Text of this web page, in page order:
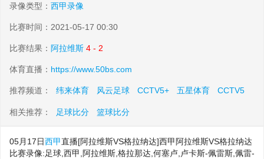
录像类型： 西甲录像
比赛时间：2021-05-17 00:30
比赛结果： 阿拉维斯 4 - 2
体育直播： https://www.50bs.com
推荐频道： 纬来体育 风云足球 CCTV5+ 五星体育 CCTV5
相关推荐： 足球比分 篮球比分
05月17日西甲直播[阿拉维斯VS格拉纳达]西甲阿拉维斯VS格拉纳达
比赛录像:足球,西甲,阿拉维斯,格拉那达,何塞卢,卢卡斯-佩雷斯,佩雷-